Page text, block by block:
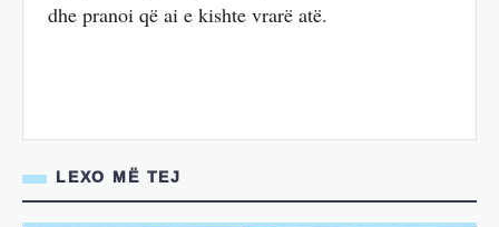
dhe pranoi që ai e kishte vrarë atë.
LEXO MË TEJ